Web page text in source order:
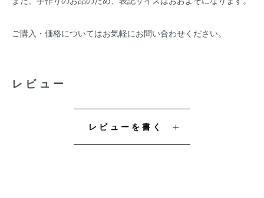
ご購入・価格についてはお気軽にお問い合わせください。
レビュー
レビューを書く